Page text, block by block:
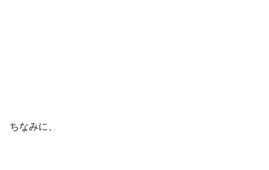
ちなみに、